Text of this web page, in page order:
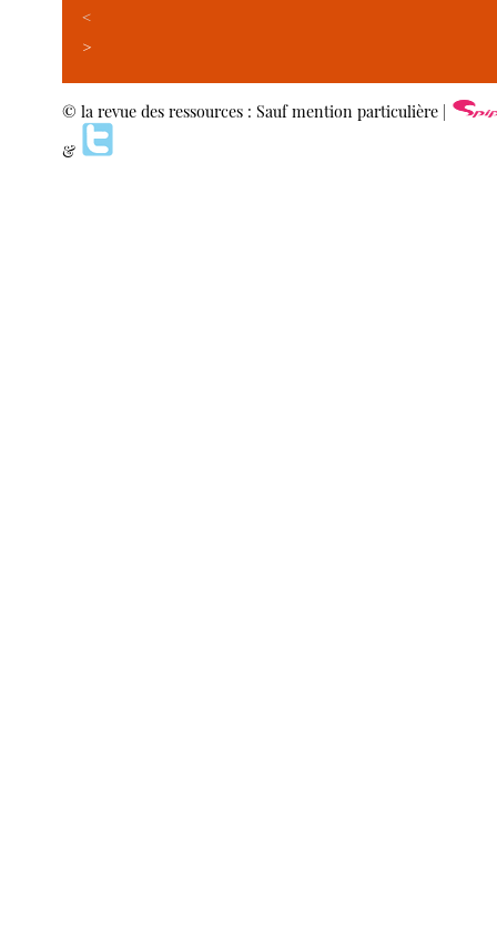
<
>
© la revue des ressources : Sauf mention particulière |
&